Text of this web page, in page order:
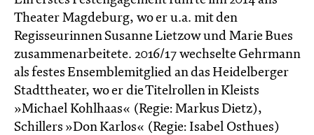
Theater Magdeburg, wo er u.a. mit den
Regisseurinnen Susanne Lietzow und Marie Bues
zusammenarbeitete. 2016/17 wechselte Gehrmann
als festes Ensemblemitglied an das Heidelberger
Stadttheater, wo er die Titelrollen in Kleists
»Michael Kohlhaas« (Regie: Markus Dietz),
Schillers »Don Karlos« (Regie: Isabel Osthues)